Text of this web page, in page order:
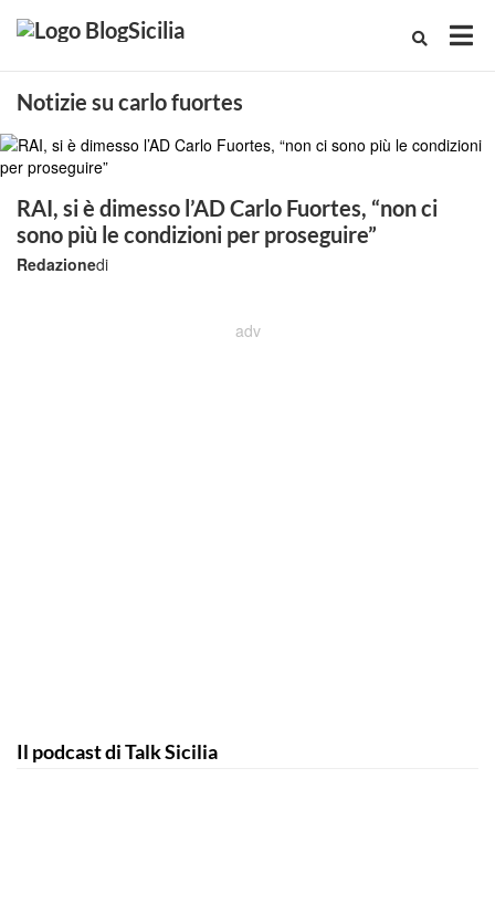
Notizie su carlo fuortes
RAI, si è dimesso l’AD Carlo Fuortes, “non ci
sono più le condizioni per proseguire”
di
Redazione
Il podcast di Talk Sicilia